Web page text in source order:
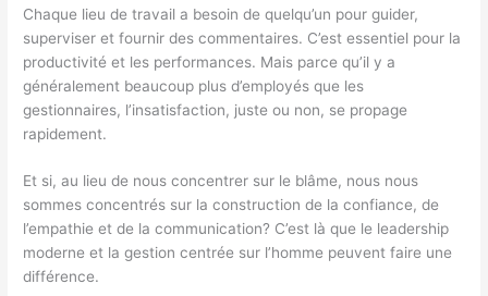
Chaque lieu de travail a besoin de quelqu’un pour guider,
superviser et fournir des commentaires. C’est essentiel pour la
productivité et les performances. Mais parce qu’il y a
généralement beaucoup plus d’employés que les
gestionnaires, l’insatisfaction, juste ou non, se propage
rapidement.
Et si, au lieu de nous concentrer sur le blâme, nous nous
sommes concentrés sur la construction de la confiance, de
l’empathie et de la communication? C’est là que le leadership
moderne et la gestion centrée sur l’homme peuvent faire une
différence.